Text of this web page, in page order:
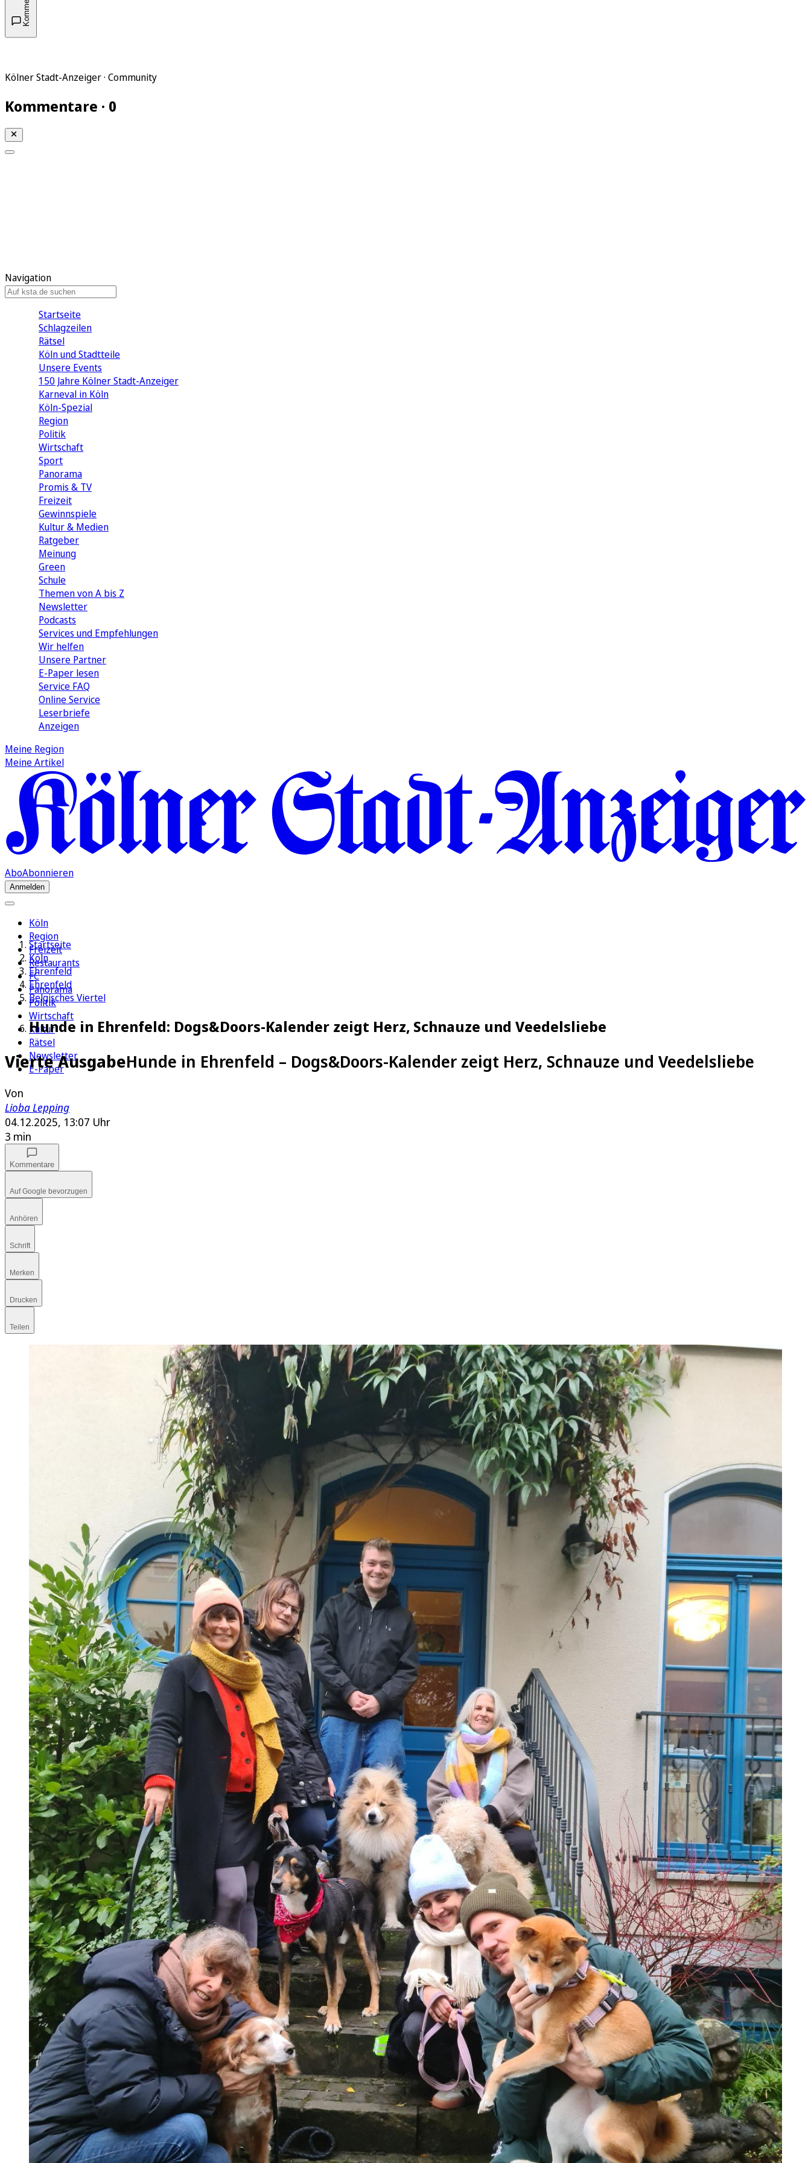
Kölner Stadt-Anzeiger · Community
Kommentare · 0
Navigation
Startseite
Schlagzeilen
Rätsel
Köln und Stadtteile
Unsere Events
150 Jahre Kölner Stadt-Anzeiger
Karneval in Köln
Köln-Spezial
Region
Politik
Wirtschaft
Sport
Panorama
Promis & TV
Freizeit
Gewinnspiele
Kultur & Medien
Ratgeber
Meinung
Green
Schule
Themen von A bis Z
Newsletter
Podcasts
Services und Empfehlungen
Wir helfen
Unsere Partner
E-Paper lesen
Service FAQ
Online Service
Leserbriefe
Anzeigen
Meine Region
Meine Artikel
AboAbonnieren
Anmelden
Köln
Region
Freizeit
Restaurants
FC
Panorama
Politik
Wirtschaft
Kultur
Rätsel
Newsletter
E-Paper
Startseite
Köln
Ehrenfeld
Ehrenfeld
Belgisches Viertel
Hunde in Ehrenfeld: Dogs&Doors-Kalender zeigt Herz, Schnauze und Veedelsliebe
Vierte AusgabeHunde in Ehrenfeld – Dogs&Doors-Kalender zeigt Herz, Schnauze und Veedelsliebe
Von
Lioba Lepping
04.12.2025, 13:07 Uhr
3 min
Kommentare
Auf Google bevorzugen
Anhören
Schrift
Merken
Drucken
Teilen